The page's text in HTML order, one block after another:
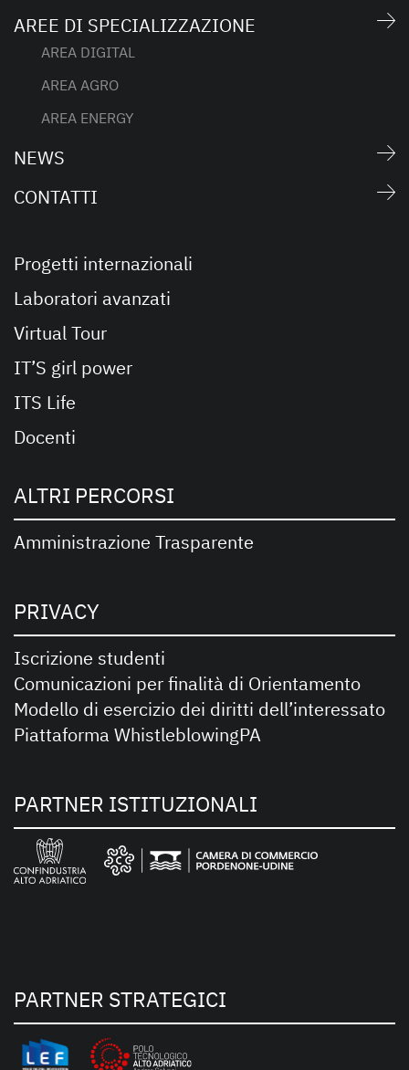
AREE DI SPECIALIZZAZIONE
AREA DIGITAL
AREA AGRO
AREA ENERGY
NEWS
CONTATTI
Progetti internazionali
Laboratori avanzati
Virtual Tour
IT’S girl power
ITS Life
Docenti
ALTRI PERCORSI
Amministrazione Trasparente
PRIVACY
Iscrizione studenti
Comunicazioni per finalità di Orientamento
Modello di esercizio dei diritti dell’interessato
Piattaforma WhistleblowingPA
PARTNER ISTITUZIONALI
PARTNER STRATEGICI